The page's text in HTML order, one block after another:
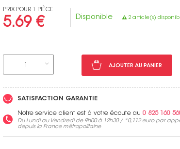
marques
PRIX POUR 1 PIÈCE
5.69 € Disponible 2 article(s)
1 AJOUTER AU PANIER
SATISFACTION GARANTIE
Notre service client est à votre écoute au 0 825 160
Du Lundi au Vendredi de 9h00 à 12h30 / *0,112 europar
depuis la France métropolitaine